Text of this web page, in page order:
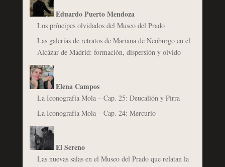
Eduardo Puerto Mendoza
Los príncipes olvidados del Museo del Prado
Las galerías de retratos de Mariana de Neoburgo en el
Alcázar de Madrid: formación, dispersión y olvido
Elena Campos
La Iconografía Mola – Cap. 25: Deucalión y Pirra
La Iconografía Mola – Cap. 24: Mercurio
El Sereno
Las nuevas salas en el Museo del Prado que relatan la